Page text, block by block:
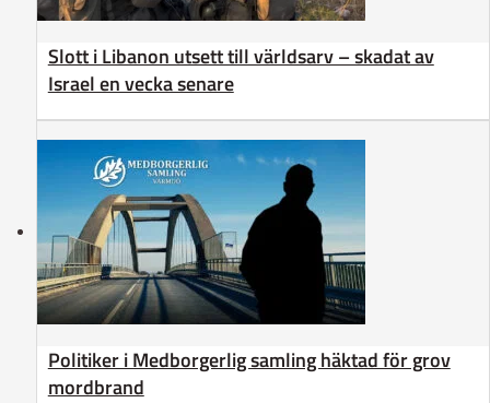
Slott i Libanon utsett till världsarv – skadat av
Israel en vecka senare
Politiker i Medborgerlig samling häktad för grov
mordbrand